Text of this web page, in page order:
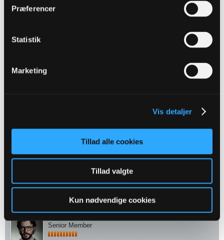
Præferencer
Statistik
Marketing
Vis detaljer
Tillad alle cookies
Tillad valgte
Kun nødvendige cookies
Oprettet:
#53
Flot mål af Fiete. Håber det kommer til at betyde noget for ham. Men
Oprettet: Jul 2022 Indlæg: 2130
#54
Vi har tilladt 12 afslutninger efter 30 minutter. Skandaløst
Likes 2
Senior Member